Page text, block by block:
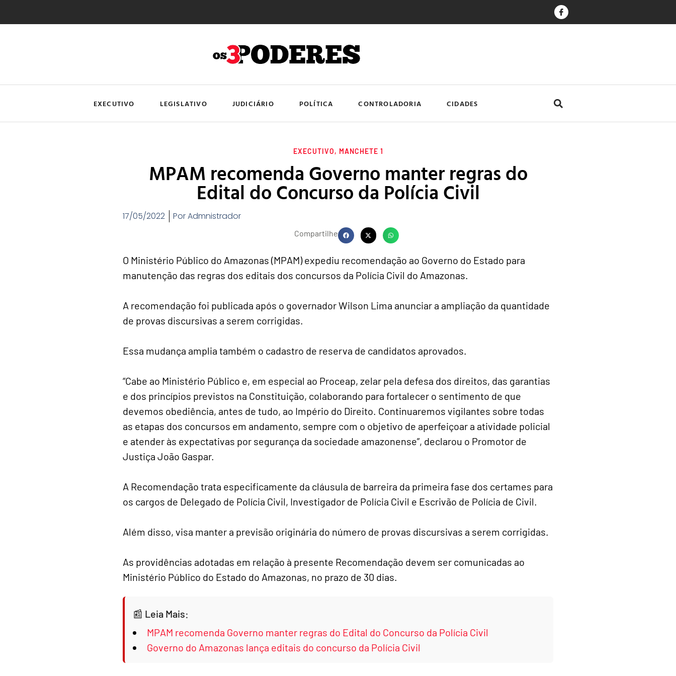
EXECUTIVO LEGISLATIVO JUDICIÁRIO POLÍTICA CONTROLADORIA CIDADES
EXECUTIVO, MANCHETE 1
MPAM recomenda Governo manter regras do
Edital do Concurso da Polícia Civil
17/05/2022 PorAdmnistrador
Compartilhe
O Ministério Público do Amazonas (MPAM) expediu recomendação ao Governo do Estado para
manutenção das regras dos editais dos concursos da Polícia Civil do Amazonas.
A recomendação foi publicada após o governador Wilson Lima anunciar a ampliação da quantidade
de provas discursivas a serem corrigidas.
Essa mudança amplia também o cadastro de reserva de candidatos aprovados.
“Cabe ao Ministério Público e, em especial ao Proceap, zelar pela defesa dos direitos, das garantias
e dos princípios previstos na Constituição, colaborando para fortalecer o sentimento de que
devemos obediência, antes de tudo, ao Império do Direito. Continuaremos vigilantes sobre todas
as etapas dos concursos em andamento, sempre com o objetivo de aperfeiçoar a atividade policial
e atender às expectativas por segurança da sociedade amazonense”, declarou o Promotor de
Justiça João Gaspar.
A Recomendação trata especificamente da cláusula de barreira da primeira fase dos certames para
os cargos de Delegado de Polícia Civil, Investigador de Polícia Civil e Escrivão de Polícia de Civil.
Além disso, visa manter a previsão originária do número de provas discursivas a serem corrigidas.
As providências adotadas em relação à presente Recomendação devem ser comunicadas ao
Ministério Público do Estado do Amazonas, no prazo de 30 dias.
Leia Mais:
MPAM recomenda Governo manter regras do Edital do Concurso da Polícia Civil
Governo do Amazonas lança editais do concurso da Polícia Civil